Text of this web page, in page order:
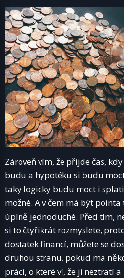
Zároveň vím, že přijde čas,
budu a hypotéku si budu
taky logicky budu moct i
možné. A v čem má být pointa
úplně jednoduché. Před tím,
si to čtyřikrát rozmyslete,
dostatek financí, můžete se
druhou stranu, pokud má
práci, o které ví, že ji neztratí